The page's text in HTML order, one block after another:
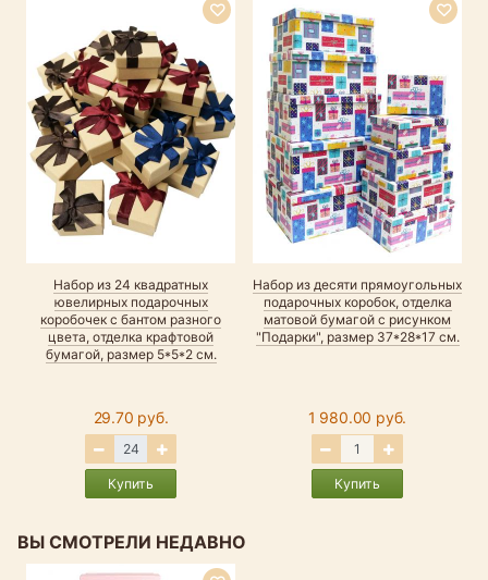
Набор из 24 квадратных
ювелирных подарочных
коробочек с бантом разного
цвета, отделка крафтовой
бумагой, размер 5*5*2 см.
29.70 руб.
Купить
Набор из десяти прямоугольных
подарочных коробок, отделка
матовой бумагой с рисунком
"Подарки", размер 37*28*17 см.
1 980.00 руб.
Купить
ВЫ СМОТРЕЛИ НЕДАВНО